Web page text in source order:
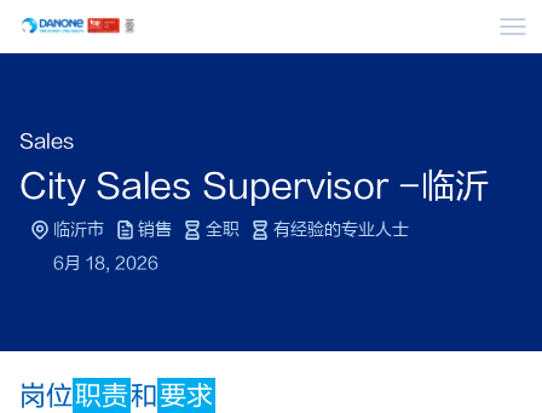
Sales
City Sales Supervisor -临沂
临沂市 销售 全职
有经验的专业人士
6月 18, 2026
岗位职责和要求